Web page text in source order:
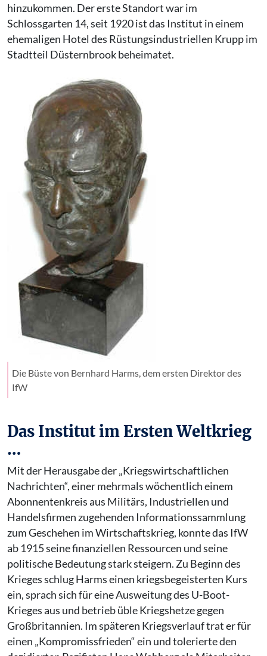
hinzukommen. Der erste Standort war im
Schlossgarten 14, seit 1920 ist das Institut in einem
ehemaligen Hotel des Rüstungsindustriellen Krupp im
Stadtteil Düsternbrook beheimatet.
Die Büste von Bernhard Harms, dem ersten Direktor des
IfW
Das Institut im Ersten Weltkrieg
…
Mit der Herausgabe der „Kriegswirtschaftlichen
Nachrichten“, einer mehrmals wöchentlich einem
Abonnentenkreis aus Militärs, Industriellen und
Handelsfirmen zugehenden Informationssammlung
zum Geschehen im Wirtschaftskrieg, konnte das IfW
ab 1915 seine finanziellen Ressourcen und seine
politische Bedeutung stark steigern. Zu Beginn des
Krieges schlug Harms einen kriegsbegeisterten Kurs
ein, sprach sich für eine Ausweitung des U-Boot-
Krieges aus und betrieb üble Kriegshetze gegen
Großbritannien. Im späteren Kriegsverlauf trat er für
einen „Kompromissfrieden“ ein und tolerierte den